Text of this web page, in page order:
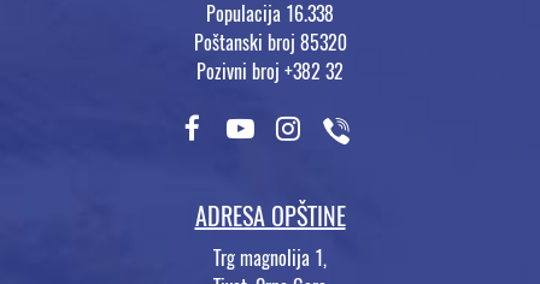
Populacija 16.338
Poštanski broj 85320
Pozivni broj +382 32
ADRESA OPŠTINE
Trg magnolija 1,